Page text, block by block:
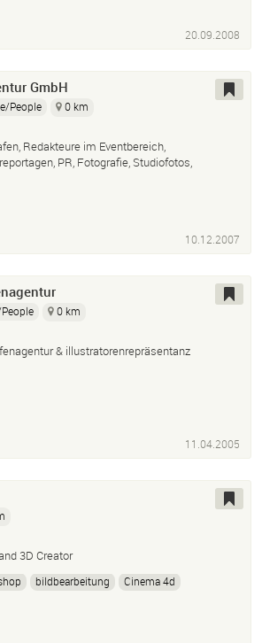
20.09.2008
GmbH
People 0 km
Redakteure im Eventbereich,
PR, Fotografie, Studiofotos,
10.12.2007
0 km
& illustratorenrepräsentanz
11.04.2005
3D Creator
bildbearbeitung
Cinema 4d